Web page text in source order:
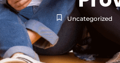
Uncategorized